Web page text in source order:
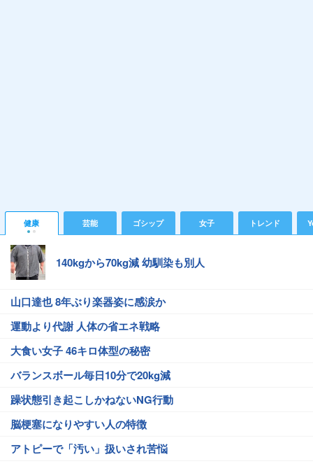
健康 芸能 ゴシップ 女子 トレンド
140kgから70kg減 幼馴染も別人
山口達也 8年ぶり楽器姿に感涙か
運動より代謝 人体の省エネ戦略
大食い女子 46キロ体型の秘密
バランスボール毎日10分で20kg減
躁状態引き起こしかねないNG行動
脳梗塞になりやすい人の特徴
アトピーで「汚い」扱いされ苦悩